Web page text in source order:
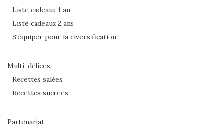
Liste cadeaux 1 an
Liste cadeaux 2 ans
S'équiper pour la diversification
Multi-délices
Recettes salées
Recettes sucrées
Partenariat